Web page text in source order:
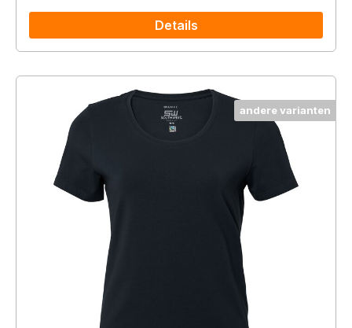
Details
andere varianten